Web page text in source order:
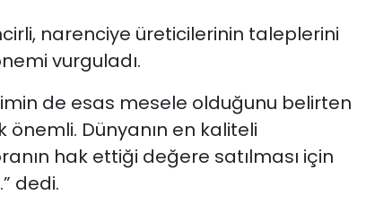
narenciye üreticilerinin taleplerini
vurguladı.
de esas mesele olduğunu belirten
önemli. Dünyanın en kaliteli
hak ettiği değere satılması için
dedi.